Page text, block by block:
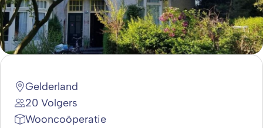
Gelderland
20 Volgers
Wooncoöperatie